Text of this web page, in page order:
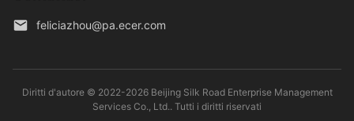
feliciazhou@pa.ecer.com
Diritti d'autore © 2022-2026 Beijing Silk Road Enterprise Management
Services Co., Ltd.. Tutti i diritti riservati